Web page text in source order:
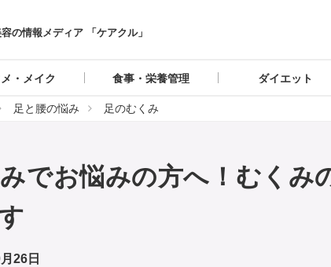
の情報メディア 「ケアクル」
・メイク 食事・栄養管理 ダイエット
足と腰の悩み 足のむくみ
でお悩みの方へ！むくみ
26日